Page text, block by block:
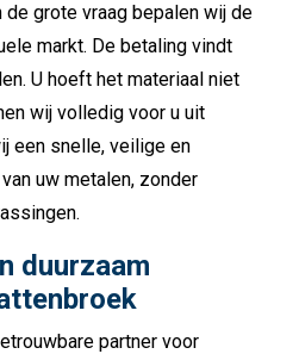
grote vraag bepalen wij de
markt. De betaling vindt
U hoeft het materiaal niet
wij volledig voor u uit
een snelle, veilige en
uw metalen, zonder
duurzaam
partner voor